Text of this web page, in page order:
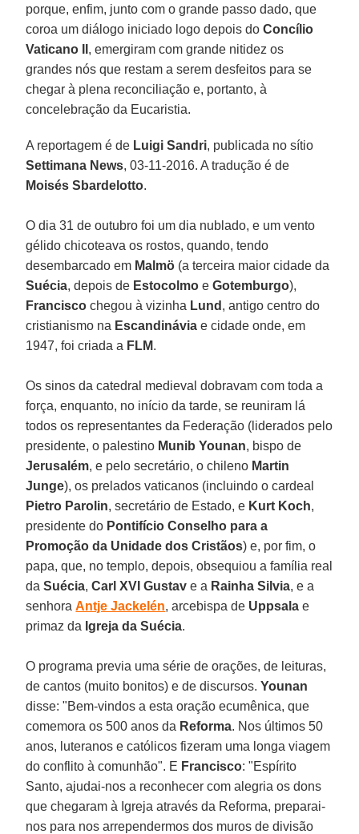
porque, enfim, junto com o grande passo dado, que
coroa um diálogo iniciado logo depois doConcílio
Vaticano II , emergiram com grande nitidez os
grandes nós que restam a serem desfeitos para se
chegar à plena reconciliação e, portanto, à
concelebração da Eucaristia.
A reportagem é de Luigi Sandri, publicada no sítio
Settimana News, 03-11-2016. A tradução é de
Moisés Sbardelotto.
O dia 31 de outubro foi um dia nublado, e um vento
gélido chicoteava os rostos, quando, tendo
desembarcado em Malmö (a terceira maior cidade da
Suécia, depois de Estocolmo eGotemburgo),
Francisco chegou à vizinha Lund , antigo centro do
cristianismo na Escandinávia e cidade onde, em
1947, foi criada a FLM.
Os sinos da catedral medieval dobravam com toda a
força, enquanto, no início da tarde, se reuniram lá
todos os representantes da Federação (liderados pelo
presidente, o palestino Munib Younan, bispo de
Jerusalém, e pelo secretário, o chileno Martin
Junge), os prelados vaticanos (incluindo o cardeal
Pietro Parolin, secretário de Estado, e Kurt Koch,
presidente do Pontifício Conselho para a
Promoção da Unidade dos Cristãos) e, por fim, o
papa, que, no templo, depois, obsequiou a família real
daSuécia,Carl XVI Gustav e a Rainha Silvia, e a
senhoraAntje Jackelén, arcebispa de Uppsala e
primaz da Igreja da Suécia.
O programa previa uma série de orações, de leituras,
de cantos (muito bonitos) e de discursos.Younan
disse: "Bem-vindos a esta oração ecumênica, que
comemora os 500 anos da Reforma. Nos últimos 50
anos, luteranos e católicos fizeram uma longa viagem
do conflito à comunhão". E Francisco: "Espírito
Santo, ajudai-nos a reconhecer com alegria os dons
que chegaram à Igreja através da Reforma, preparai-
nos para nos arrependermos dos muros de divisão